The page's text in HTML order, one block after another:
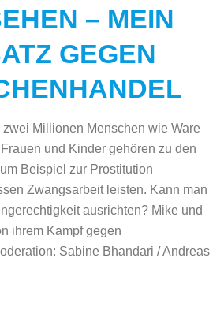
– MEIN
GEGEN
Millionen Menschen wie Ware
und Kinder gehören zu den
Beispiel zur Prostitution
Zwangsarbeit leisten. Kann man
ausrichten? Mike und
ihrem Kampf gegen
Sabine Bhandari / Andreas